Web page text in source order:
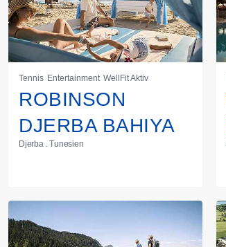
Tennis Entertainment WellFit Aktiv
ROBINSON
DJERBA BAHIYA
Djerba . Tunesien